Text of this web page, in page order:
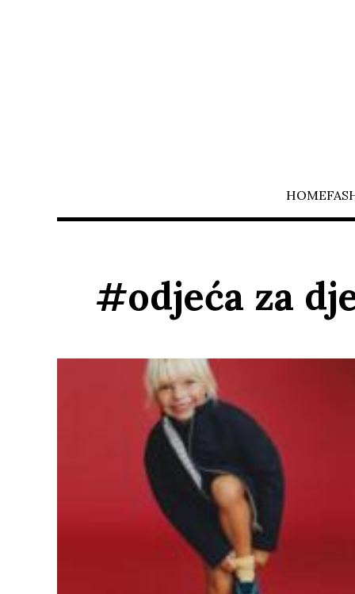
HOME
#odjeća za